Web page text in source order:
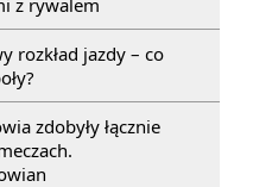
z rywalem
rozkład jazdy – co
zdobyły łącznie